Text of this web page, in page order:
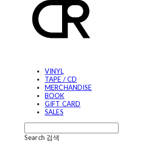
VINYL
TAPE / CD
MERCHANDISE
BOOK
GIFT CARD
SALES
Search 검색